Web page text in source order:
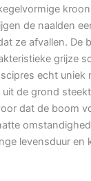
de naalden
ze afvallen. De
grijze
echt uniek
de grond
dat de boom
levensduur en